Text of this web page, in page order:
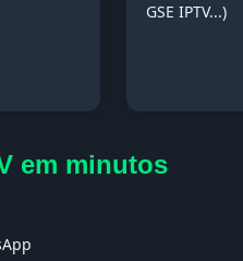
GSE IPTV...)
em minutos